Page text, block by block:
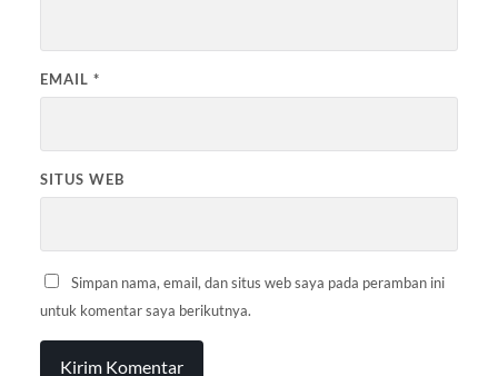
EMAIL *
SITUS WEB
Simpan nama, email, dan situs web saya pada peramban ini
untuk komentar saya berikutnya.